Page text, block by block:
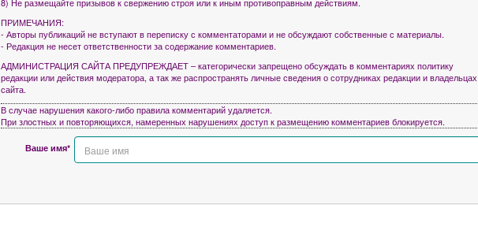
8) Не размещайте призывов к свержению строя или к иным противоправным действиям.
ПРИМЕЧАНИЯ:
- Авторы публикаций не вступают в переписку с комментаторами и не обсуждают собственные с материалы.
- Редакция не несет ответственности за содержание комментариев.
АДМИНИСТРАЦИЯ САЙТА ПРЕДУПРЕЖДАЕТ – категорически запрещено обсуждать в комментариях политику
редакции или действия модератора, а так же распространять личные сведения о сотрудниках редакции и владельцах
сайта.
В случае нарушения какого-либо правила комментарий удаляется.
При злостных и повторяющихся, намеренных нарушениях доступ к размещению комментариев блокируется.
Ваше имя*